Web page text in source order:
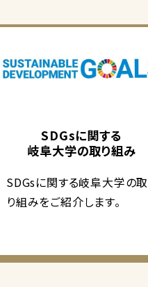
SDGsに関する
岐阜大学の取り組み
SDGsに関する岐阜大学の取
り組みをご紹介します。